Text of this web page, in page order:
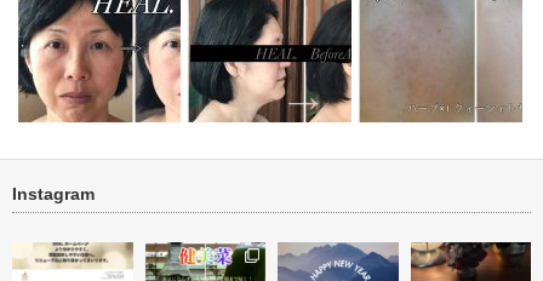
ビフォ
タルミ改善 ハーブトリートメハーブトリートメント１回＜フブライダル・背中ニキビ
Instagram